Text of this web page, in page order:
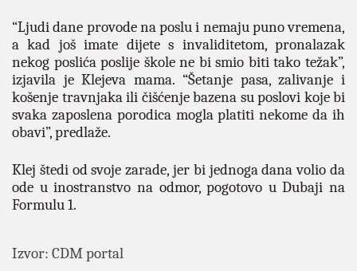
“Ljudi dane provode na poslu i nemaju puno vremena,
a kad još imate dijete s invaliditetom, pronalazak
nekog poslića poslije škole ne bi smio biti tako težak”,
izjavila je Klejeva mama. “Šetanje pasa, zalivanje i
košenje travnjaka ili čišćenje bazena su poslovi koje bi
svaka zaposlena porodica mogla platiti nekome da ih
obavi”, predlaže.
Klej štedi od svoje zarade, jer bi jednoga dana volio da
ode u inostranstvo na odmor, pogotovo u Dubaji na
Formulu 1.
Izvor: CDM portal